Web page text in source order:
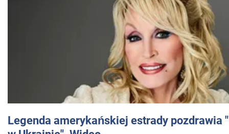
Legenda amerykańskiej estrady pozdrawia